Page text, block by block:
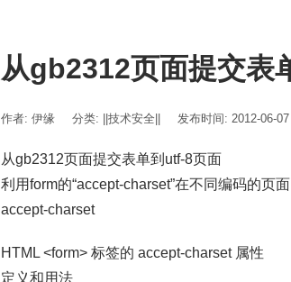
从gb2312页面提交表
作者: 伊缘 分类: ||技术安全|| 发布时间: 2012-06-
从gb2312页面提交表单到utf-8页面
利用form的“accept-charset”在不同编码的页
accept-charset
HTML <form> 标签的 accept-charset 属性
定义和用法